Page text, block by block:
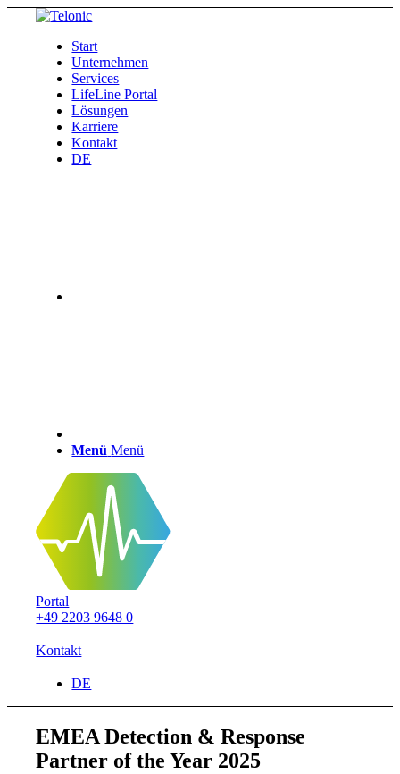
Start
Unternehmen
Services
LifeLine Portal
Lösungen
Karriere
Kontakt
DE
Menü Menü
Portal
+49 2203 9648 0
Kontakt
DE
EMEA Detection & Response
Partner of the Year 2025